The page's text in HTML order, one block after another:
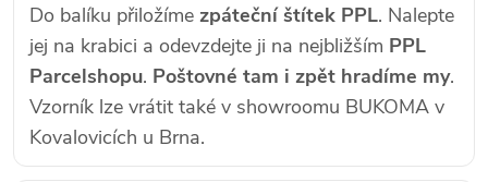
Do balíku přiložíme zpáteční štítek PPL. Nalepte
jej na krabici a odevzdejte ji na nejbližším PPL
Parcelshopu. Poštovné tam i zpět hradíme my.
Vzorník lze vrátit také v showroomu BUKOMA v
Kovalovicích u Brna.